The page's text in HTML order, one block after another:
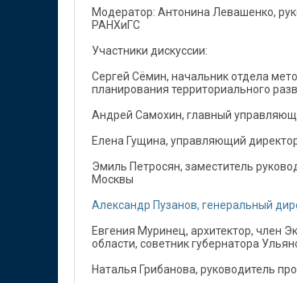
Модератор: Антонина Левашенко,
РАНХиГС
Участники дискуссии:
Сергей Сёмин, начальник отдела
планирования территориального
Андрей Самохин, главный
Елена Гущина, управляющий
Эмиль Петросян, заместитель
Москвы
Александр Пузанов, генеральный
Евгения Муринец, архитектор, член
области, советник губернатора
Наталья Грибанова, руководитель